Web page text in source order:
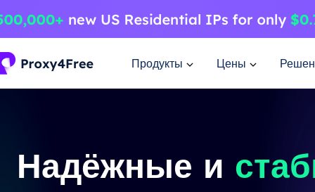
Продукты Цены
Надёжные и